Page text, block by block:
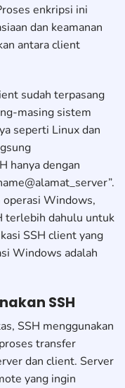
enkripsi ini
dan keamanan
antara client
sudah terpasang
masing sistem
seperti Linux dan
hanya dengan
operasi Windows,
terlebih dahulu untuk
SSH client yang
Windows adalah
SSH
SSH menggunakan
transfer
dan client. Server
yang ingin